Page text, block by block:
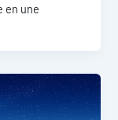
en une